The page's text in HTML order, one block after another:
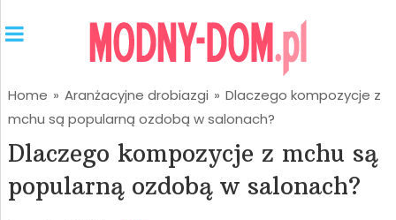
Home » Aranżacyjne drobiazgi » Dlaczego kompozycje z
mchu są popularną ozdobą w salonach?
Dlaczego kompozycje z mchu są
popularną ozdobą w salonach?